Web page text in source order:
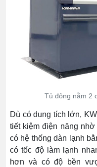
Tủ đông nằm 2
Dù có dung tích lớn,
tiết kiệm điện năng
có hệ thống dàn lạnh
có tốc độ làm lạnh
hơn và có độ bền